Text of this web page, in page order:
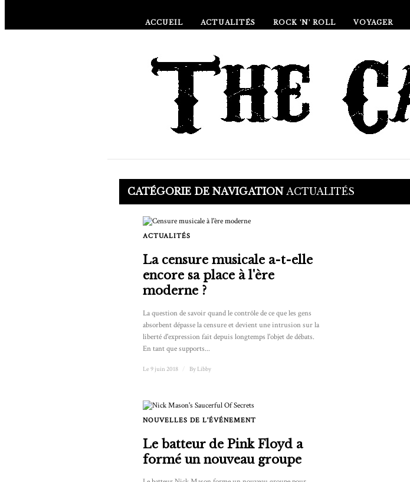
ACCUEIL ACTUALITÉS ROCK 'N' ROLL VOYAGER
CATÉGORIE DE NAVIGATION ACTUALITÉS
ACTUALITÉS
La censure musicale a-t-elle
encore sa place à l'ère
moderne ?
La question de savoir quand le contrôle de ce que les gens
absorbent dépasse la censure et devient une intrusion sur la
liberté d'expression fait depuis longtemps l'objet de débats.
En tant que supports...
Le 9 juin 2018 By Libby
NOUVELLES DE L'ÉVÉNEMENT
Le batteur de Pink Floyd a
formé un nouveau groupe